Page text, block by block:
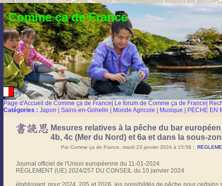
Comme ça de France
Page d'Accueil de Comme ça de France| Le forum de Comme ça de France|
Catégories : Japon |Sains-en-Gohelle | Monde Agricole | Musique | PECHE EN
Mesures relatives à la pêche du bar
4b, 4c (Mer du Nord) et 6a et dans la sous-
Par Comme ça de France, mardi 23 janvier 2024 à 15:58 ::
Journal officiel de l'Union européenne du 11-01-2024
RÈGLEMENT (UE) 2024/257 DU CONSEIL du 10 janvier 2024